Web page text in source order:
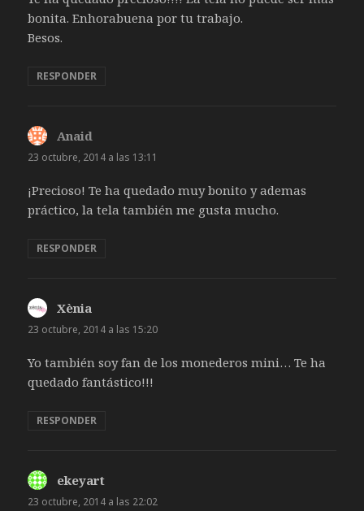
bonita. Enhorabuena por tu trabajo.
Besos.
RESPONDER
Anaid
23 octubre, 2014 a las 13:11
¡Precioso! Te ha quedado muy bonito y ademas
práctico, la tela también me gusta mucho.
RESPONDER
Xènia
23 octubre, 2014 a las 15:20
Yo también soy fan de los monederos mini… Te ha
quedado fantástico!!!
RESPONDER
ekeyart
23 octubre, 2014 a las 22:02